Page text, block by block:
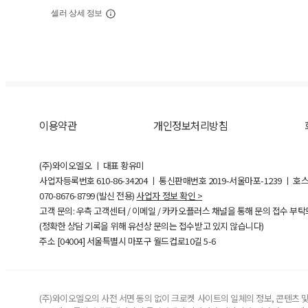
셀러 상세 정보
이용약관 개인정보처리방침
(주)와이오엘오 ㅣ 대표 황유미
사업자등록번호610-86-34204ㅣ 통신판매번호 2019-서울마포-1239 ㅣ 호
070-8676-8799 (발신 전용) 사업자 정보 확인 >
고객 문의: 우측 고객센터 / 이메일 / 카카오플러스 채널을 통해 문의 접수 부
(정확한 상담 기록을 위해 유선상 문의는 접수받고 있지 않습니다)
주소 [04004] 서울특별시 마포구 월드컵로10길5-6
(주)와이오엘오의 사전 서면 동의 없이 크로켓 사이트의 일체의 정보, 콘텐츠